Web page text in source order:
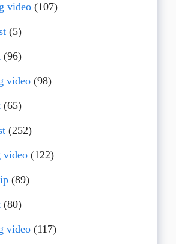
video(107)
(5)
(96)
video(98)
(65)
(252)
video(122)
(89)
(80)
video(117)